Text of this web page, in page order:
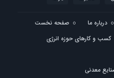
درباره ما
صفحه نخست
کسب و کارهای حوزه انرژی
معدنی